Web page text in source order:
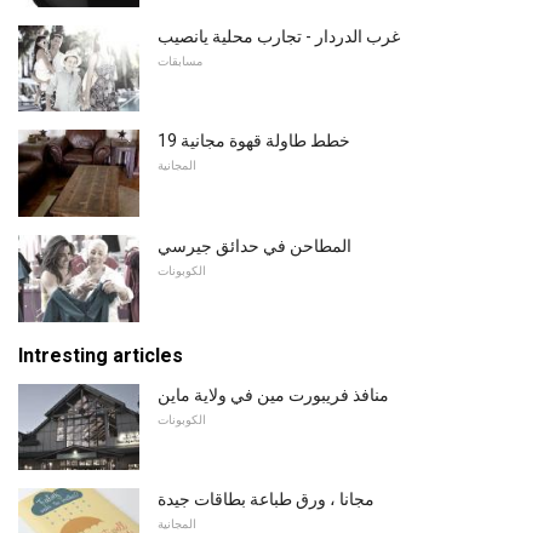
غرب الدردار - تجارب محلية يانصيب
مسابقات
19 خطط طاولة قهوة مجانية
المجانية
المطاحن في حدائق جيرسي
الكوبونات
Intresting articles
منافذ فريبورت مين في ولاية ماين
الكوبونات
مجانا ، ورق طباعة بطاقات جيدة
المجانية